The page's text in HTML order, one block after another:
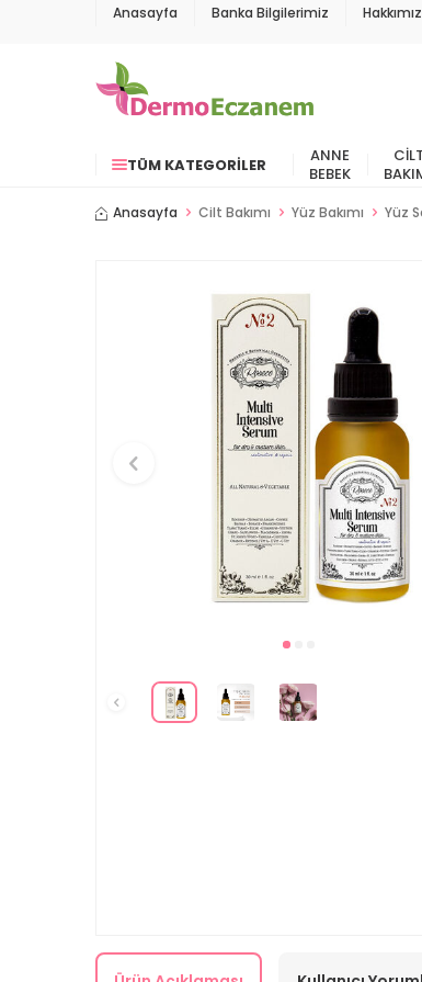
Anasayfa Banka Bilgilerimiz
TÜM KATEGORILER
ANNE
BEBEK
CILT
Anasayfa Cilt Bakımı Yüz Bakımı Yüz